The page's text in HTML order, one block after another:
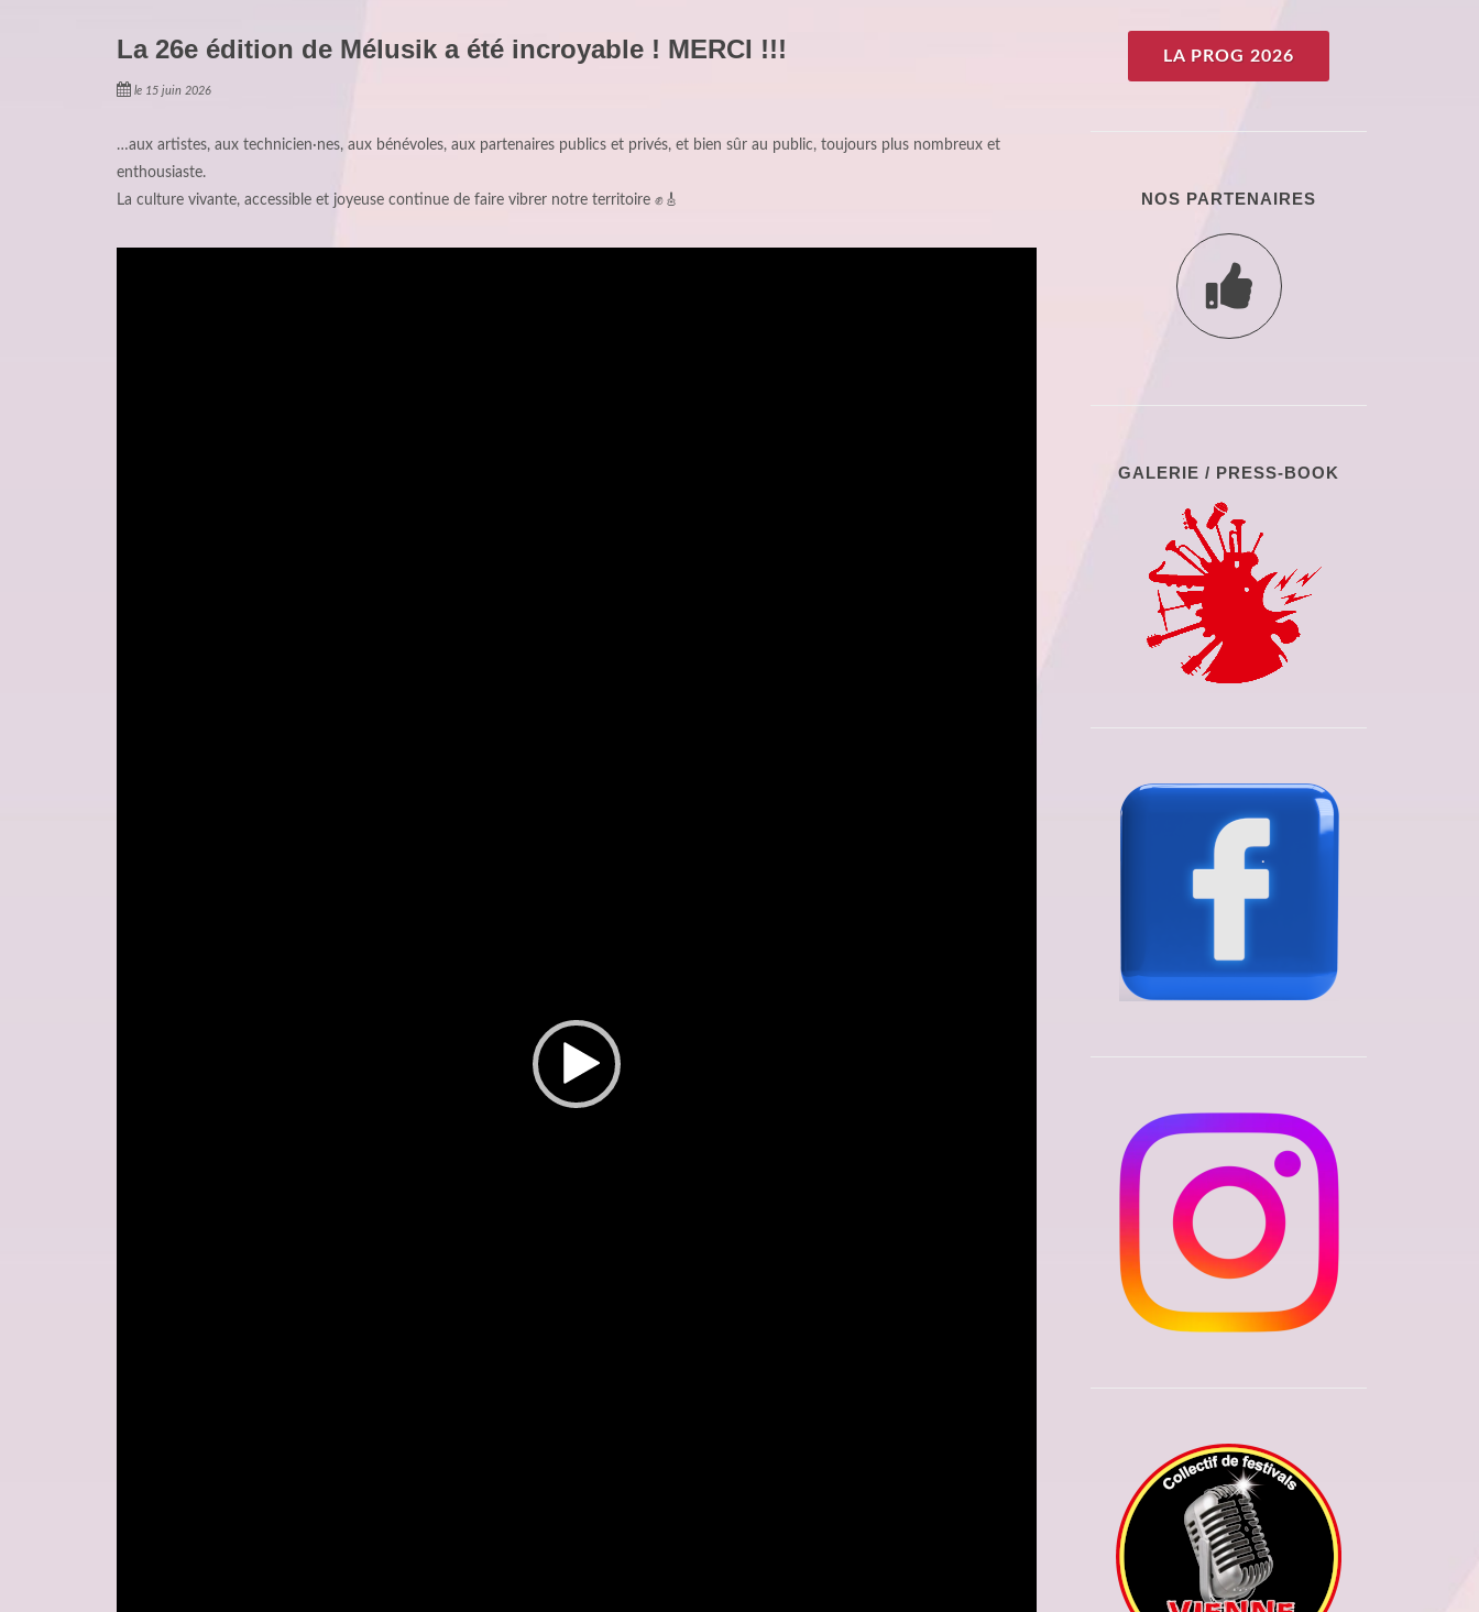
La 26e édition de Mélusik a été incroyable ! MERCI !!!
le 15 juin 2026
…aux artistes, aux technicien·nes, aux bénévoles, aux partenaires publics et privés, et bien sûr au public, toujours plus nombreux et
enthousiaste.
La culture vivante, accessible et joyeuse continue de faire vibrer notre territoire ✊🎸
LA PROG 2026
NOS PARTENAIRES
GALERIE / PRESS-BOOK